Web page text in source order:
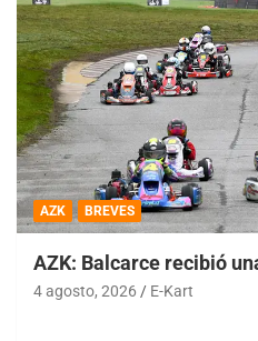
AZK BREVES
AZK: Balcarce recibió
4 agosto, 2026 E-Kart